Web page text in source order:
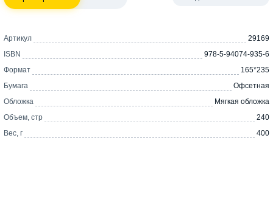
Артикул
29169
ISBN
978-5-94074-935-6
Формат
165*235
Бумага
Офсетная
Обложка
Мягкая обложка
Объем, стр
240
Вес, г
400